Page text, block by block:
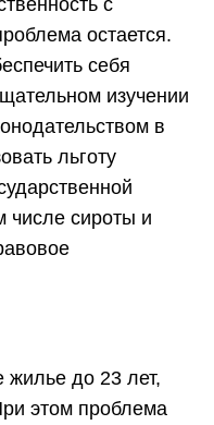
с
остается.
себя
изучении
в
льготу
числе сироты и
до 23 лет,
этом проблема